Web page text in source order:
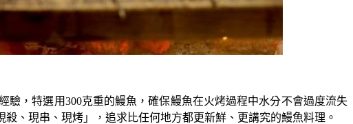
驗，特選用300克重的鰻魚，確保鰻魚在火烤過程中水分不會過度流失
、現串、現烤」，追求比任何地方都更新鮮、更講究的鰻魚料理。